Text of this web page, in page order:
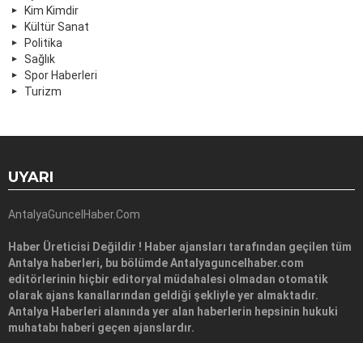
Kim Kimdir
Kültür Sanat
Politika
Sağlık
Spor Haberleri
Turizm
UYARI
AntalyaGuncelHaber.Com
Haber Üreticisi Değildir ! Haber ajansları tarafından geçilen tüm
Antalya haberleri, bu bölümde Antalyaguncelhaber.com
editörlerinin hiçbir editoryal müdahalesi olmadan otomatik
olarak ajans kanallarından geldiği şekliyle yer almaktadır.
Antalya Haberleri alanında yer alan haberlerin hepsinin hukuki
muhatabı haberi geçen ajanslardır.